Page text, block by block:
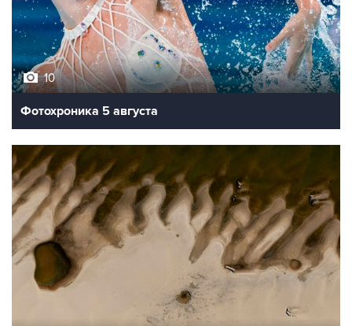
10
Фотохроника 5 августа